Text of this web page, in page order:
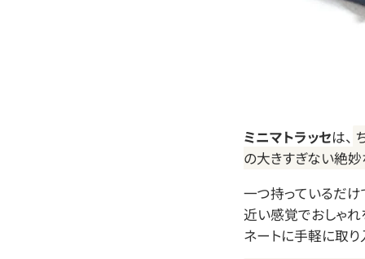
ミニマトラッセは、
の大きすぎない絶
一つ持っているだけ
近い感覚でおしゃれ
ネートに手軽に取り